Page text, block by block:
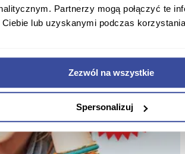
Partnerzy mogą połączyć te
lub uzyskanymi podczas
Zezwól na wszystkie
Spersonalizuj